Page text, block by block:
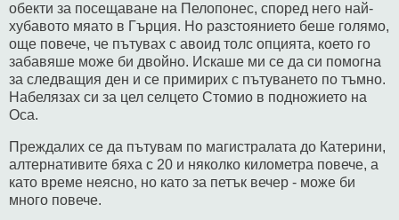
обекти за посещаване на Пелопонес, според него най-
хубавото мяато в Гърция. Но разстоянието беше голямо,
още повече, че пътувах с авоид толс опцията, което го
забавяше може би двойно. Искаше ми се да си помогна
за следващия ден и се примирих с пътуването по тъмно.
Набелязах си за цел селцето Стомио в подножието на
Оса.
Преждалих се да пътувам по магистралата до Катерини,
алтернативите бяха с 20 и няколко километра повече, а
като време неясно, но като за петък вечер - може би
много повече.